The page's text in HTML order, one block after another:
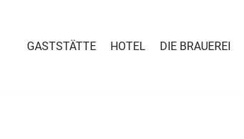
GASTSTÄTTE HOTEL DIE BRAUEREI